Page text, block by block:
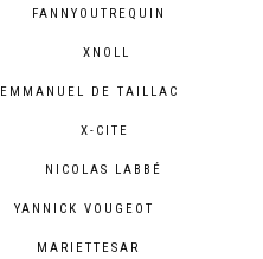
FANNYOUTREQUIN
XNOLL
EMMANUEL DE TAILLAC
X-CITE
NICOLAS LABBÉ
YANNICK VOUGEOT
MARIETTESAR